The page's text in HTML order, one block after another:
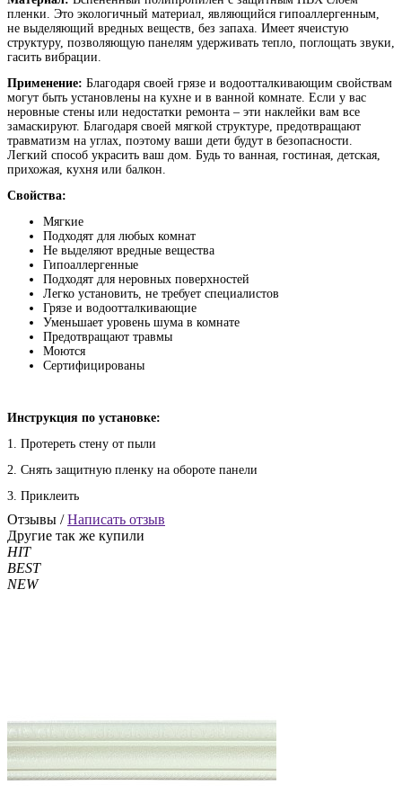
пленки. Это экологичный материал, являющийся гипоаллергенным,
не выделяющий вредных веществ, без запаха. Имеет ячеистую
структуру, позволяющую панелям удерживать тепло, поглощать звуки,
гасить вибрации.
Применение: Благодаря своей грязе и водоотталкивающим свойствам
могут быть установлены на кухне и в ванной комнате. Если у вас
неровные стены или недостатки ремонта – эти наклейки вам все
замаскируют. Благодаря своей мягкой структуре, предотвращают
травматизм на углах, поэтому ваши дети будут в безопасности.
Легкий способ украсить ваш дом. Будь то ванная, гостиная, детская,
прихожая, кухня или балкон.
Свойства:
Мягкие
Подходят для любых комнат
Не выделяют вредные вещества
Гипоаллергенные
Подходят для неровных поверхностей
Легко установить, не требует специалистов
Грязе и водоотталкивающие
Уменьшает уровень шума в комнате
Предотвращают травмы
Моются
Сертифицированы
Инструкция по установке:
1. Протереть стену от пыли
2. Снять защитную пленку на обороте панели
3. Приклеить
Отзывы /Написать отзыв
Другие так же купили
HIT
BEST
NEW